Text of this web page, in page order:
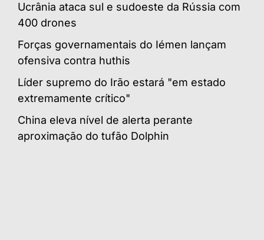
Ucrânia ataca sul e sudoeste da Rússia com
400 drones
Forças governamentais do Iémen lançam
ofensiva contra huthis
Líder supremo do Irão estará "em estado
extremamente crítico"
China eleva nível de alerta perante
aproximação do tufão Dolphin